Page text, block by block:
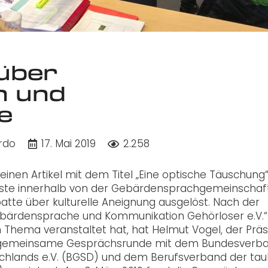
und
17. Mai 2019 2.258
Artikel mit dem Titel „Eine optische
innerhalb von der
über kulturelle Aneignung ausgelöst. Nach der
und Kommunikation Gehörloser e.V.“
Thema veranstaltet hat, hat Helmut Vogel, der
Gesprächsrunde mit dem
e.V. (BGSD) und dem Berufsverband der